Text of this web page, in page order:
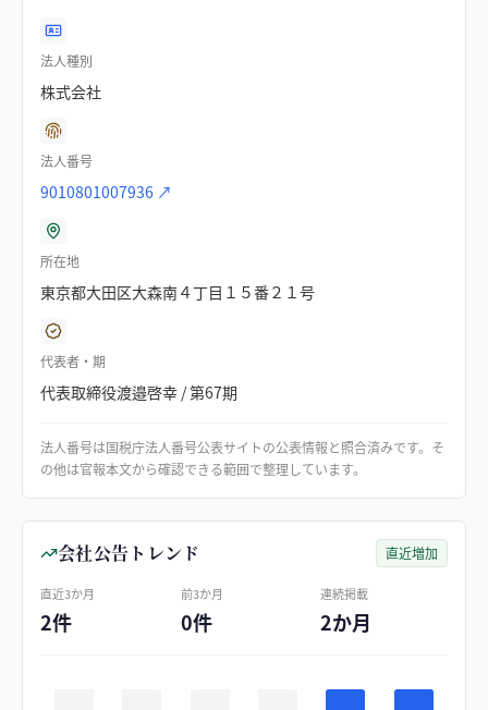
法人種別
株式会社
法人番号
9010801007936 ↗
所在地
東京都大田区大森南４丁目１５番２１号
代表者・期
代表取締役渡邉啓幸 / 第67期
法人番号は国税庁法人番号公表サイトの公表情報と照合済みです。そ
の他は官報本文から確認できる範囲で整理しています。
会社公告トレンド 直近増加
直近3か月
2件
前3か月
0件
連続掲載
2か月